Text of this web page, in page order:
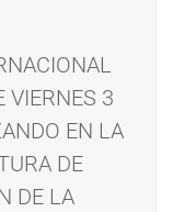
VIERNES 3
EN LA
DE
DE LA